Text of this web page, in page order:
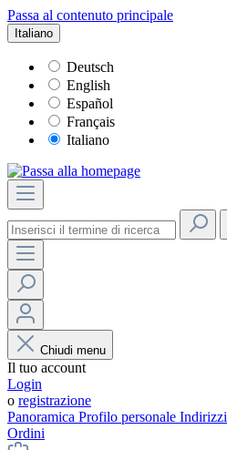
Passa al contenuto principale
Italiano
Deutsch
English
Español
Français
Italiano
Chiudi menu
Il tuo account
Login
o registrazione
Panoramica Profilo personale Indirizzi
Ordini